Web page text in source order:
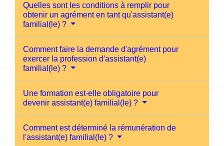
Quelles sont les conditions à remplir pour
obtenir un agrément en tant qu'assistant(e)
familial(le) ?
Comment faire la demande d'agrément pour
exercer la profession d'assistant(e)
familial(le) ?
Une formation est-elle obligatoire pour
devenir assistant(e) familial(le) ?
Comment est déterminé la rémunération de
l'assistant(e) familial(le) ?